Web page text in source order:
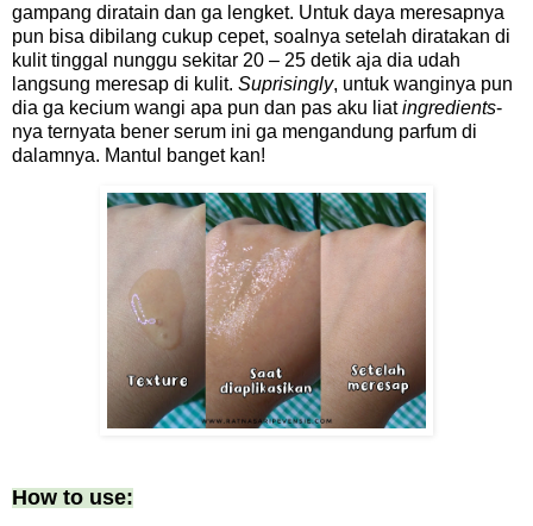
gampang diratain dan ga lengket. Untuk daya meresapnya
pun bisa dibilang cukup cepet, soalnya setelah diratakan di
kulit tinggal nunggu sekitar 20 – 25 detik aja dia udah
langsung meresap di kulit. Suprisingly, untuk wanginya pun
dia ga kecium wangi apa pun dan pas aku liatingredients-
nya ternyata bener serum ini ga mengandung parfum di
dalamnya. Mantul banget kan!
How to use: